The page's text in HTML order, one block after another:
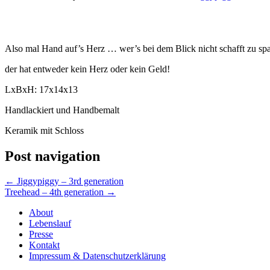
Also mal Hand auf’s Herz … wer’s bei dem Blick nicht schafft zu
der hat entweder kein Herz oder kein Geld!
LxBxH: 17x14x13
Handlackiert und Handbemalt
Keramik mit Schloss
Post navigation
← Jiggypiggy – 3rd generation
Treehead – 4th generation →
About
Lebenslauf
Presse
Kontakt
Impressum & Datenschutzerklärung